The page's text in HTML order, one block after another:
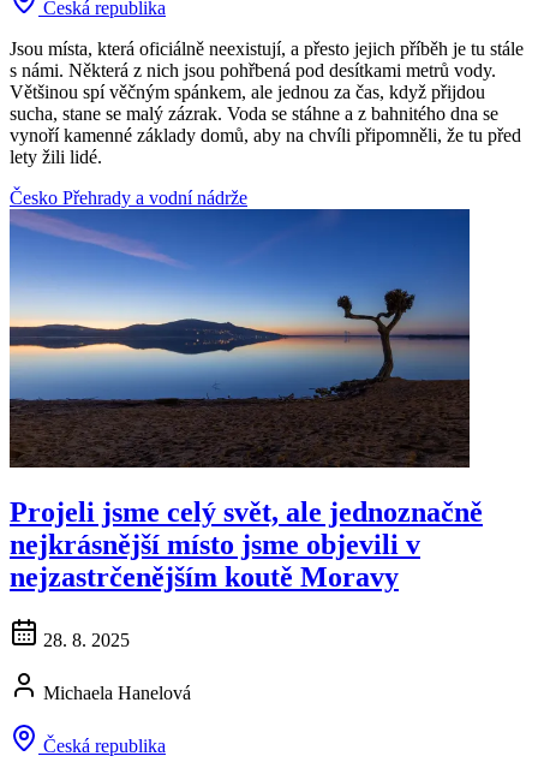
Česká republika
Jsou místa, která oficiálně neexistují, a přesto jejich příběh je tu stále
s námi. Některá z nich jsou pohřbená pod desítkami metrů vody.
Většinou spí věčným spánkem, ale jednou za čas, když přijdou
sucha, stane se malý zázrak. Voda se stáhne a z bahnitého dna se
vynoří kamenné základy domů, aby na chvíli připomněli, že tu před
lety žili lidé.
Česko Přehrady a vodní nádrže
Projeli jsme celý svět, ale jednoznačně
nejkrásnější místo jsme objevili v
nejzastrčenějším koutě Moravy
28. 8. 2025
Michaela Hanelová
Česká republika